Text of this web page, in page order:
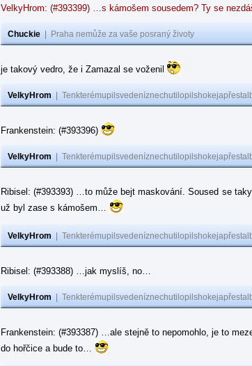
VelkyHrom: (#393399) …s kámošem sousedem? Ty se
Chuckie Praha nemůže za vaše posraný životy
je takový vedro, že i Zamazal se voženil
VelkyHrom
Frankenstein: (#393396)
VelkyHrom
Ribisel: (#393393) …to může bejt maskování. Soused se
už byl zase s kámošem…
VelkyHrom
Ribisel: (#393388) …jak myslíš, no…
VelkyHrom
Frankenstein: (#393387) …ale stejně to nepomohlo, je to
do hořčice a bude to…